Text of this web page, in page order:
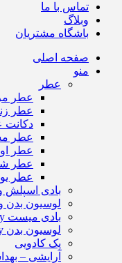
تماس با ما
وبلاگ
باشگاه مشتریان
صفحه اصلی
منو
عطر
عطر
عطر
دکانت
عطر
عطر
عطر
عطر
بادی اسپلش
لوسیون بدن
بادی میست Bath & Body
لوسیون بدن Bath & Body
پک کادویی
آرایشی –